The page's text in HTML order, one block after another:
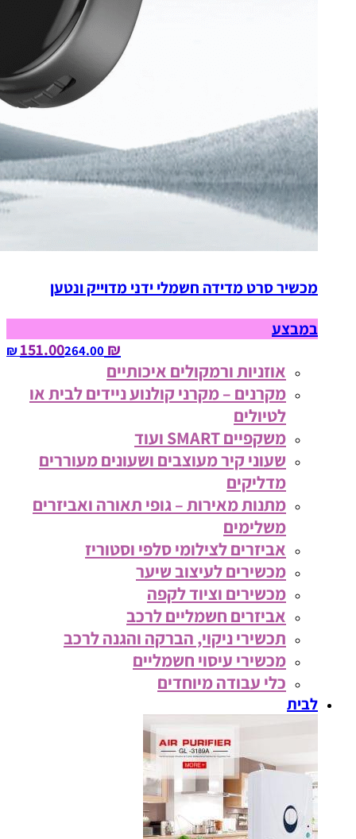
מכשיר סרט מדידה חשמלי ידני מדוייק ונטען
במבצע
₪ 151.00
264.00‏ ₪
אוזניות ורמקולים איכותיים
מקרנים – מקרני קולנוע ניידים לבית או
לטיולים
משקפיים SMART ועוד
שעוני קיר מעוצבים ושעונים מעוררים
מדליקים
מתנות מאירות – גופי תאורה ואביזרים
משלימים
אביזרים לצילומי סלפי וסטוריז
מכשירים לעיצוב שיער
מכשירים וציוד לקפה
אביזרים חשמליים לרכב
תכשירי ניקוי, הברקה והגנה לרכב
מכשירי עיסוי חשמליים
כלי עבודה מיוחדים
לבית